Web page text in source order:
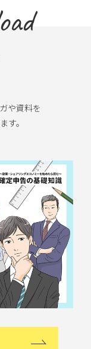
や資料を
す。